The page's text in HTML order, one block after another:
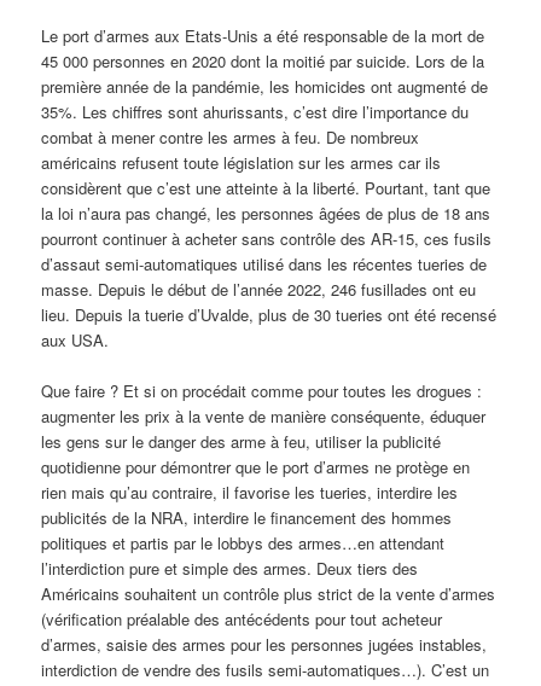
Le port d’armes aux Etats-Unis a été responsable de la mort de
45 000 personnes en 2020 dont la moitié par suicide. Lors de la
première année de la pandémie, les homicides ont augmenté de
35%. Les chiffres sont ahurissants, c’est dire l’importance du
combat à mener contre les armes à feu. De nombreux
américains refusent toute législation sur les armes car ils
considèrent que c’est une atteinte à la liberté. Pourtant, tant que
la loi n’aura pas changé, les personnes âgées de plus de 18 ans
pourront continuer à acheter sans contrôle des AR-15, ces fusils
d’assaut semi-automatiques utilisé dans les récentes tueries de
masse. Depuis le début de l’année 2022, 246 fusillades ont eu
lieu. Depuis la tuerie d’Uvalde, plus de 30 tueries ont été recensé
aux USA.
Que faire ? Et si on procédait comme pour toutes les drogues :
augmenter les prix à la vente de manière conséquente, éduquer
les gens sur le danger des arme à feu, utiliser la publicité
quotidienne pour démontrer que le port d’armes ne protège en
rien mais qu’au contraire, il favorise les tueries, interdire les
publicités de la NRA, interdire le financement des hommes
politiques et partis par le lobbys des armes…en attendant
l’interdiction pure et simple des armes. Deux tiers des
Américains souhaitent un contrôle plus strict de la vente d’armes
(vérification préalable des antécédents pour tout acheteur
d’armes, saisie des armes pour les personnes jugées instables,
interdiction de vendre des fusils semi-automatiques…). C’est un